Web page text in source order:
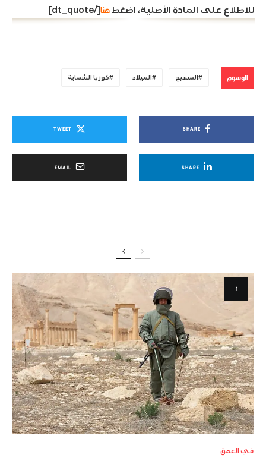
للاطلاع على المادة الأصلية، اضغطهنا[/dt_quote]
الوسوم المسيح الميلاد كوريا الشماية
SHARE
TWEET
SHARE
EMAIL
في العمق